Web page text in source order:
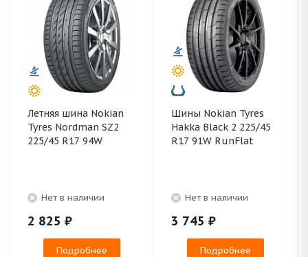
Летняя шина Nokian
Tyres Nordman SZ2
225/45 R17 94W
Нет в наличии
2 825 ₽
Подробнее
Шины Nokian Tyres
Hakka Black 2 225/45
R17 91W RunFlat
Нет в наличии
3 745 ₽
Подробнее